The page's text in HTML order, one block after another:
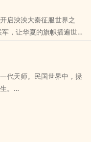
醮。
安岩神荼一同参与各种冒
启泱泱大秦征服世界之
白子秋穿越一个个世界，
造神话》还不错的话请不
代天师。民国世界中，拯
。
为涂山扛把子。……神秘复
世界，最终反转自己的人